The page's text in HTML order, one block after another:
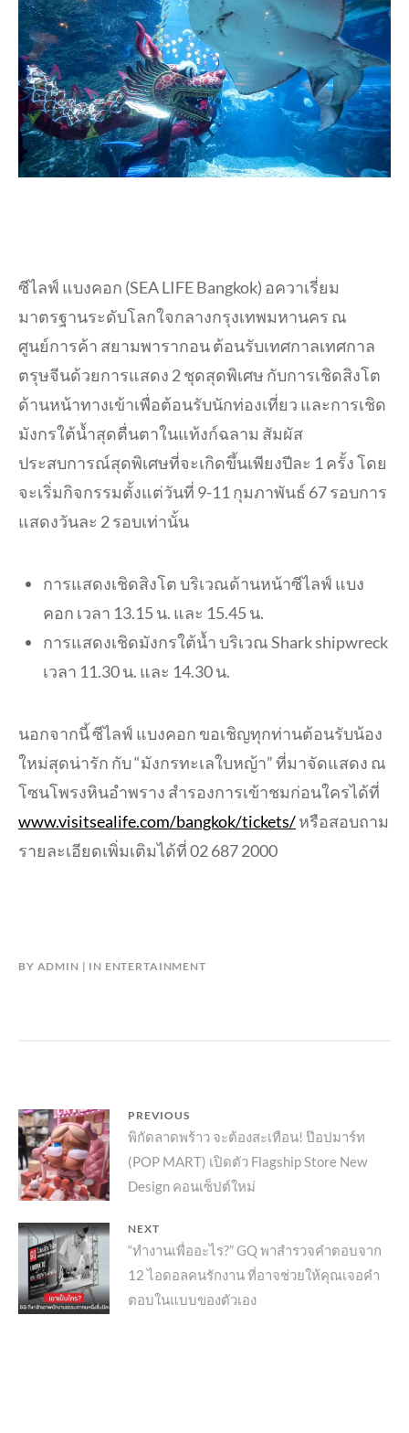
ซีไลฟ์ แบงคอก (SEA LIFE Bangkok) อควาเรี่ยม
มาตรฐานระดับโลกใจกลางกรุงเทพมหานคร ณ
ศูนย์การค้า สยามพารากอน ต้อนรับเทศกาลเทศกาล
ตรุษจีนด้วยการแสดง 2 ชุดสุดพิเศษ กับการเชิดสิงโต
ด้านหน้าทางเข้าเพื่อต้อนรับนักท่องเที่ยว และการเชิด
มังกรใต้น้ำสุดตื่นตาในแท้งก์ฉลาม สัมผัส
ประสบการณ์สุดพิเศษที่จะเกิดขึ้นเพียงปีละ 1 ครั้ง โดย
จะเริ่มกิจกรรมตั้งแต่วันที่ 9-11 กุมภาพันธ์ 67 รอบการ
แสดงวันละ 2 รอบเท่านั้น
การแสดงเชิดสิงโต บริเวณด้านหน้าซีไลฟ์ แบง
คอก เวลา 13.15 น. และ 15.45 น.
การแสดงเชิดมังกรใต้น้ำ บริเวณ Shark shipwreck
เวลา 11.30 น. และ 14.30 น.
นอกจากนี้ ซีไลฟ์ แบงคอก ขอเชิญทุกท่านต้อนรับน้อง
ใหม่สุดน่ารัก กับ “มังกรทะเลใบหญ้า” ที่มาจัดแสดง ณ
โซนโพรงหินอำพราง สำรองการเข้าชมก่อนใครได้ที่
www.visitsealife.com/bangkok/tickets/หรือสอบถาม
รายละเอียดเพิ่มเติมได้ที่ 02 687 2000
BY ADMIN IN ENTERTAINMENT
แนะแนว
เรื่อง
PREVIOUS
Previous
post:
พิกัดลาดพร้าว จะต้องสะเทือน! ป๊อปมาร์ท
(POP MART) เปิดตัว Flagship Store New
Design คอนเซ็ปต์ใหม่
NEXT
Next
post:
“ทำงานเพื่ออะไร?” GQ พาสำรวจคำตอบจาก
12 ไอดอลคนรักงาน ที่อาจช่วยให้คุณเจอคำ
ตอบในแบบของตัวเอง